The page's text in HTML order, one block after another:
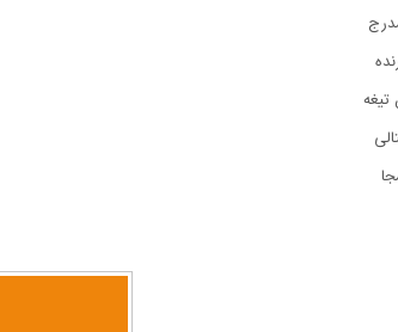
تیغه